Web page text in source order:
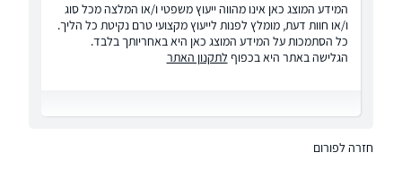
המידע המוצג כאן אינו מהווה ייעוץ משפטי ו/או המלצה מכל סוג
ו/או חוות דעת, מומלץ לפנות לייעוץ מקצועי טרם נקיטת כל הליך.
כל הסתמכות על המידע המוצג כאן היא באחריותך בלבד.
הגלישה באתר היא בכפוף לתקנון האתר
חזרה לפורום